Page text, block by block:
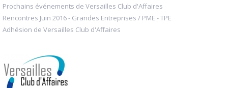
Prochains événements de Versailles Club d'Affaires
Rencontres Juin 2016 - Grandes Entreprises / PME - TPE
Adhésion de Versailles Club d'Affaires